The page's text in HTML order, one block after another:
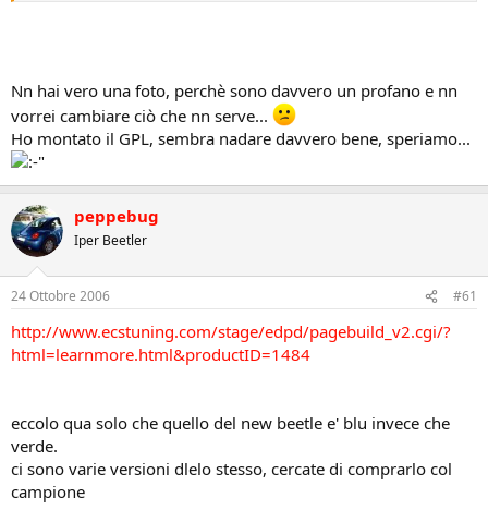
Nn hai vero una foto, perchè sono davvero un profano e nn
vorrei cambiare ciò che nn serve...
Ho montato il GPL, sembra nadare davvero bene, speriamo...
peppebug
Iper Beetler
24 Ottobre 2006 #61
http://www.ecstuning.com/stage/edpd/pagebuild_v2.cgi/?
html=learnmore.html&productID=1484
eccolo qua solo che quello del new beetle e' blu invece che
verde.
ci sono varie versioni dlelo stesso, cercate di comprarlo col
campione